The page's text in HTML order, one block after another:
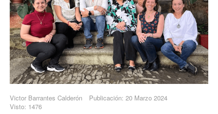
Victor Barrantes Calderón
Publicación: 20 Marzo 2024
Visto: 1476